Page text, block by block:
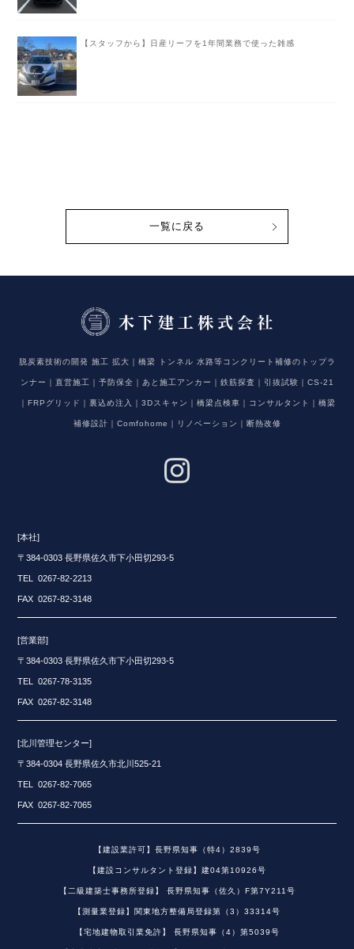
【スタッフから】日産リーフを1年間業務で使った雑感
一覧に戻る
脱炭素技術の開発 施工 拡大｜橋梁 トンネル 水路等コンクリート補修のトップラ
ンナー｜直営施工｜予防保全｜あと施工アンカー｜鉄筋探査｜引抜試験｜CS-21
｜FRPグリッド｜裏込め注入｜3Dスキャン｜橋梁点検車｜コンサルタント｜橋梁
補修設計｜Comfohome｜リノベーション｜断熱改修
[本社]
〒384-0303 長野県佐久市下小田切293-5
TEL 0267-82-2213
FAX 0267-82-3148
[営業部]
〒384-0303 長野県佐久市下小田切293-5
TEL 0267-78-3135
FAX 0267-82-3148
[北川管理センター]
〒384-0304 長野県佐久市北川525-21
TEL 0267-82-7065
FAX 0267-82-7065
【建設業許可】長野県知事（特4）2839号
【建設コンサルタント登録】建04第10926号
【二級建築士事務所登録】 長野県知事（佐久）F第7Y211号
【測量業登録】関東地方整備局登録第（3）33314号
【宅地建物取引業免許】 長野県知事（4）第5039号